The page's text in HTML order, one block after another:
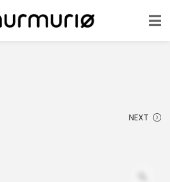
NEXT